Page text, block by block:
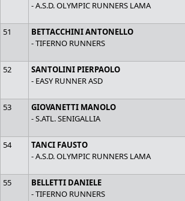
- A.S.D. OLYMPIC RUNNERS LAMA
51
BETTACCHINI ANTONELLO
- TIFERNO RUNNERS
52
SANTOLINI PIERPAOLO
- EASY RUNNER ASD
53
GIOVANETTI MANOLO
- S.ATL. SENIGALLIA
54
TANCI FAUSTO
- A.S.D. OLYMPIC RUNNERS LAMA
55
BELLETTI DANIELE
- TIFERNO RUNNERS